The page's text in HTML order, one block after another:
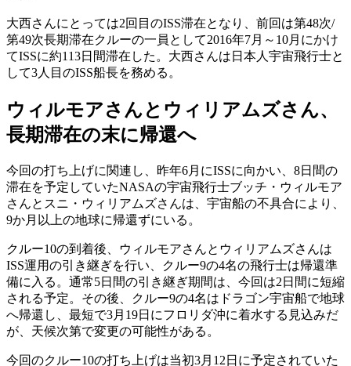
大西さんにとっては2回目のISS滞在となり、前回は第48次/
第49次長期滞在クルーの一員として2016年7月～10月にかけ
てISSに約113日間滞在した。大西さんは日本人宇宙飛行士と
して3人目のISS船長を務める。
ウィルモアさんとウィリアムズさん、
長期滞在の末に帰還へ
今回の打ち上げに関連し、昨年6月にISSに向かい、8日間の
滞在を予定していたNASAの宇宙飛行士ブッチ・ウィルモア
さんとスニ・ウィリアムズさんは、宇宙船の不具合により、
9か月以上の地球に帰還ずにいる。
クルー10の到着後、ウィルモアさんとウィリアムズさんは
ISS運用の引き継ぎを行い、クルー9の4名の飛行士は帰還準
備に入る。通常5日間の引き継ぎ期間は、今回は2日間に短縮
される予定。その後、クルー9の4名はドラゴン宇宙船で地球
へ帰還し、最短で3月19日にフロリダ沖に着水する見込みだ
が、天候次第で変更の可能性がある。
今回のクルー10の打ち上げは当初3月12日に予定されていた